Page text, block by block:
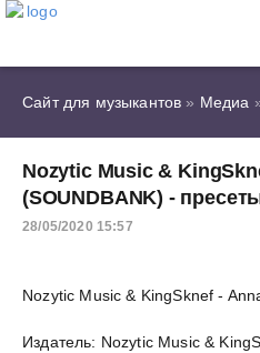
Сайт для музыкантов » Медиа
Nozytic Music &
(SOUNDBANK) -
28/05/2020 15:57
Nozytic Music & KingSknef -
Издатель: Nozytic Music &